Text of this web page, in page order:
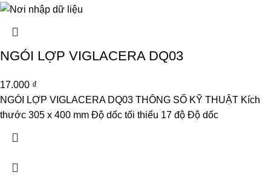
NGÓI LỢP VIGLACERA DQ03
17.000 ₫
NGÓI LỢP VIGLACERA DQ03 THÔNG SỐ KỸ THUẬT Kích
thước 305 x 400 mm Độ dốc tối thiểu 17 độ Độ dốc